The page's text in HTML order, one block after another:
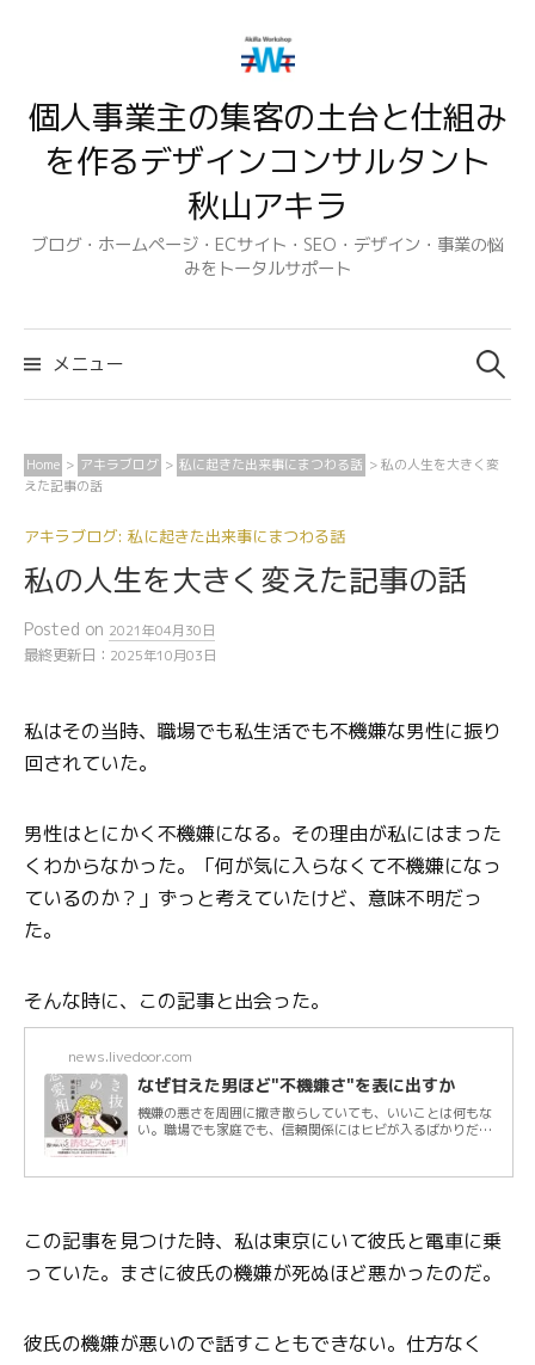
ン
キ
個人事業主の集客の土台と仕組み
を作るデザインコンサルタント
秋山アキラ
ブログ・ホームページ・ECサイト・SEO・デザイン・事業の悩
みをトータルサポート
メニュー
検
索:
Home > アキラブログ > 私に起きた出来事にまつわる話 >私の人生を大きく変
えた記事の話
アキラブログ: 私に起きた出来事にまつわる話
私の人生を大きく変えた記事の話
Posted on 2021年04月30日
最終更新日： 2025年10月03日
私はその当時、職場でも私生活でも不機嫌な男性に振り
回されていた。
男性はとにかく不機嫌になる。その理由が私にはまった
くわからなかった。「何が気に入らなくて不機嫌になっ
ているのか？」ずっと考えていたけど、意味不明だっ
た。
そんな時に、この記事と出会った。
news.livedoor.com
なぜ甘えた男ほど"不機嫌さ"を表に出すか
機嫌の悪さを周囲に撒き散らしていても、いいことは何もな
い。職場でも家庭でも、信頼関係にはヒビが入るばかりだ。
この記事を見つけた時、私は東京にいて彼氏と電車に乗
っていた。まさに彼氏の機嫌が死ぬほど悪かったのだ。
彼氏の機嫌が悪いので話すこともできない。仕方なく